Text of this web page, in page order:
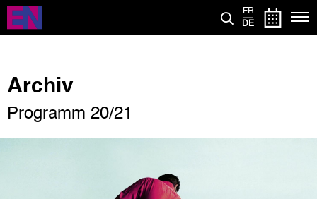
Direkt
zum
Inhalt
FR
DE
Archiv
Programm 20/21